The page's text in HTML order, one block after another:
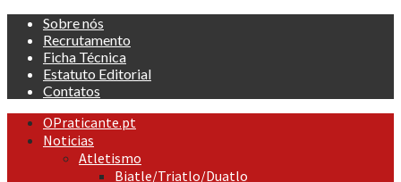
Skip
content
Sobre nós
Recrutamento
Ficha Técnica
Estatuto Editorial
Contatos
Primary
Menu
OPraticante.pt
Noticias
Atletismo
Biatle/Triatlo/Duatlo